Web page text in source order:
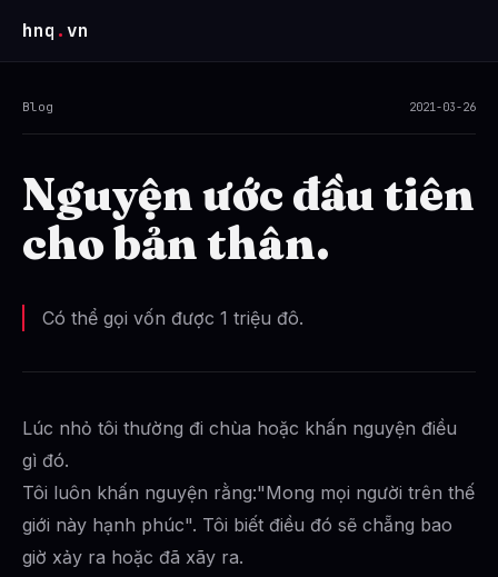
hnq .vn
Blog 2021-03-26
Nguyện ước đầu tiên
cho bản thân.
Có thể gọi vốn được 1 triệu đô.
Lúc nhỏ tôi thường đi chùa hoặc khấn nguyện điều
gì đó.
Tôi luôn khấn nguyện rằng:"Mong mọi người trên thế
giới này hạnh phúc". Tôi biết điều đó sẽ chẵng bao
giờ xảy ra hoặc đã xãy ra.